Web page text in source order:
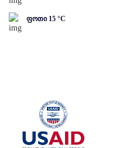
ფოთი 15 °C